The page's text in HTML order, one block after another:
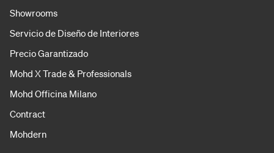
Showrooms
Servicio de Diseño de Interiores
Precio Garantizado
Mohd X Trade & Professionals
Mohd Officina Milano
Contract
Mohdern